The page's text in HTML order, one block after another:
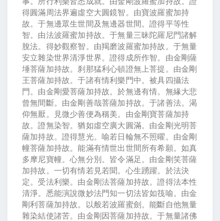
得圓滿周法界遍虛空大圓鏡智。由寶波羅蜜加持
故。于無邊眾生世間及無邊器世間。證得平等性
智。由法波羅蜜加持故。于無量三昧陀羅尼門諸解
脫法。得妙觀察智。由羯磨波羅蜜加持故。于無量
安立雜染世界清淨世界。證得成所作智。由金剛薩
埵菩薩加持故。刹那猛利心頓證無上菩提。由金剛
王菩薩加持故。于諸有情利樂門中。被具四攝法
門。由金剛愛菩薩加持故。於無邊有情。無緣大悲
曾無間斷。由金剛善哉菩薩加持故。于諸善法。渴
仰無厭。見微少善便為稱美。由金剛寶菩薩加持
故。證無染智。猶如虛空廣大圓滿。由金剛光明菩
薩加持故。證得慧光。喻若日輪無不照曜。由金剛
幢菩薩加持故。能滿有情世出世間所有希願。如真
多摩尼寶幢。心無分別。皆令滿足。由金剛笑菩薩
加持故。一切有情若見若聞。心生踴躍。於法決
定。受法利樂。由金剛法菩薩加持故。證得法本性
清淨。悉能演說微妙法門知一切法皆如筏喻。由金
剛利菩薩加持故。以般若波羅蜜劍。能斷自他無量
雜染結使諸苦。由金剛因菩薩加持故。于無量諸佛